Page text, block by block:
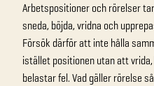
Arbetspositioner och rörelser
sneda, böjda, vridna och
Försök därför att inte hålla
istället positionen utan att
belastar fel. Vad gäller rörelse